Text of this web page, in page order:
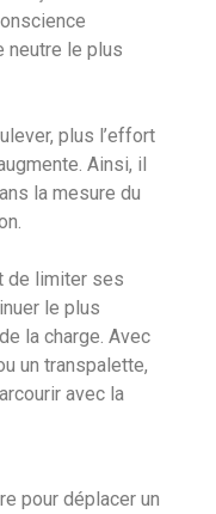
neutre le plus
plus l’effort
Ainsi, il
la mesure du
de limiter ses
le plus
la charge. Avec
un transpalette,
avec la
pour déplacer un